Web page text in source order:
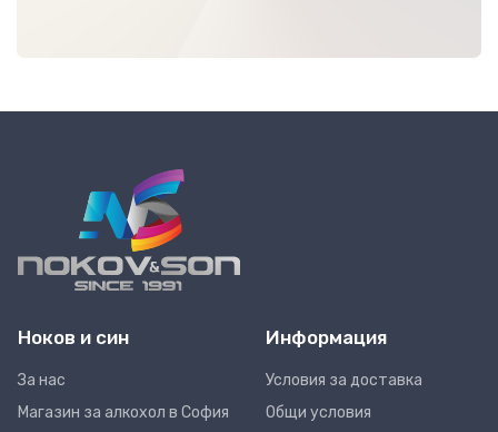
Ноков и син
За нас
Магазин за алкохол в София
Информация
Условия за доставка
Общи условия